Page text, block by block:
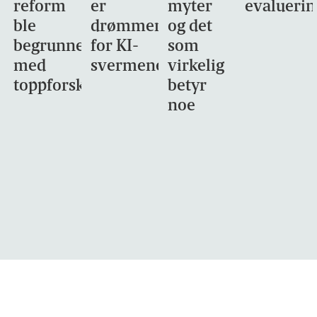
reform
ble
begrunnet
med
toppforskning
er
drømmemålet
for KI-
svermene
myter
og det
som
virkelig
betyr
noe